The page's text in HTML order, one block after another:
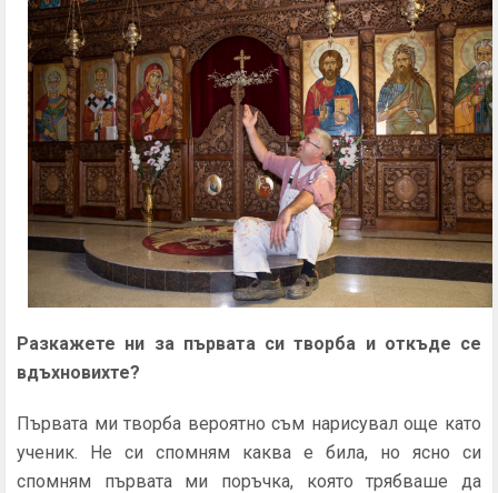
Разкажете ни за първата си творба и откъде се
вдъхновихте?
Първата ми творба вероятно съм нарисувал още като
ученик. Не си спомням каква е била, но ясно си
спомням първата ми поръчка, която трябваше да